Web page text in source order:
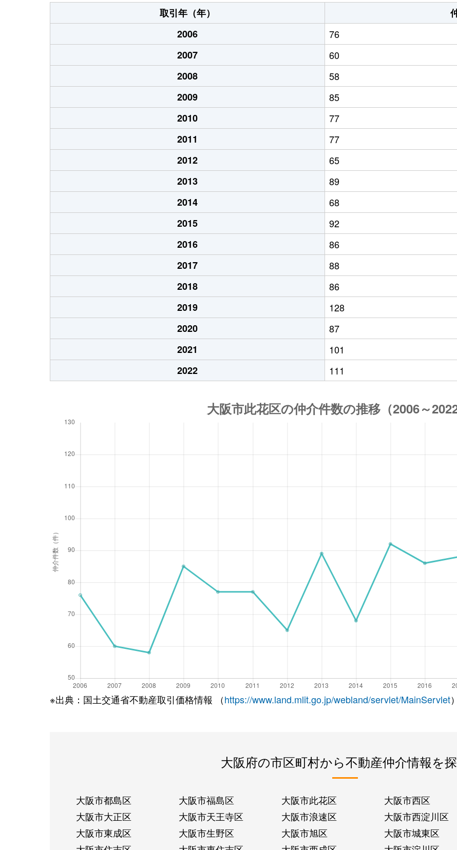
取引年（年）
2006
76
2007
60
2008
58
2009
85
2010
77
2011
77
2012
65
2013
89
2014
68
2015
92
2016
86
2017
88
2018
86
2019
128
2020
87
2021
101
2022
111
※出典：国土交通省不動産取引価格情報 （https://www.land.mlit.go.jp/webland/servlet/MainServlet
大阪府の市区町村から不動産仲介情報を
大阪市都島区 大阪市福島区 大阪市此花区 大阪市西区
大阪市大正区
大阪市天王寺区 大阪市浪速区 大阪市西淀川区
大阪市東成区
大阪市生野区 大阪市旭区 大阪市城東区